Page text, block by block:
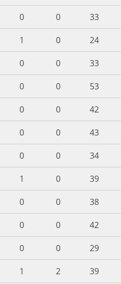
0 0
33
1 0
24
0 0
33
0 0
53
0 0
42
0 0
43
0 0
34
1 0
39
0 0
38
0 0
42
0 0
29
1 2
39